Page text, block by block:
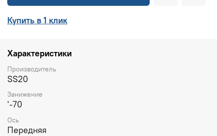
Купить в 1 клик
Характеристики
Производитель
SS20
Занижение
'-70
Ось
Передняя